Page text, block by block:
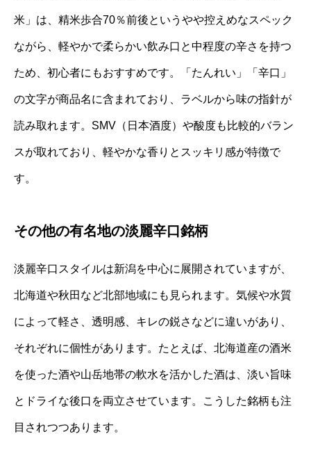
米」は、精米歩合70％前後というやや控えめなスペック
ながら、軽やかで柔らかい飲み口と中程度の辛さを持つ
ため、初心者にもおすすめです。「たんれい」「辛口」
の文字が商品名に含まれており、ラベルから味の指針が
読み取れます。SMV（日本酒度）や酸度も比較的バラン
スが取れており、軽やかな香りとスッキリ感が特徴で
す。
その他の有名地の淡麗辛口銘柄
淡麗辛口スタイルは新潟を中心に展開されていますが、
北海道や秋田など北部地域にも見られます。気候や水質
によって軽さ、透明感、キレの鋭さなどに違いがあり、
それぞれに個性があります。たとえば、北海道産の酒米
を使った酒や山岳地帯の軟水を活かした酒は、淡い旨味
とドライな後口を両立させています。こうした銘柄も注
目されつつあります。